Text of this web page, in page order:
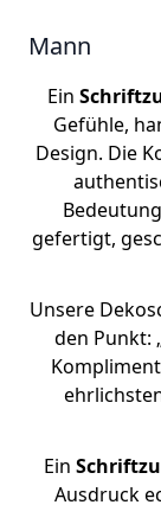
Mann
Ein
Gefühle,
Design. Die
gefertigt,
Unsere
den Punkt:
Ein
Ausdruck